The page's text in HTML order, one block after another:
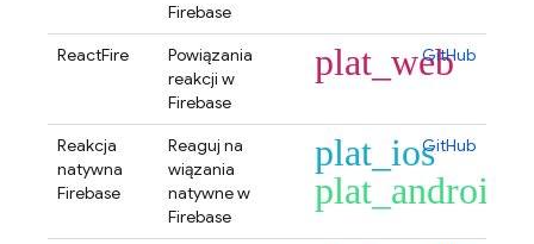
Firebase
ReactFire
Powiązania
reakcji w
Firebase
plat_web
GitHub
Reakcja
natywna
Firebase
Reaguj na
wiązania
natywne w
Firebase
plat_ios
plat_android
GitHub